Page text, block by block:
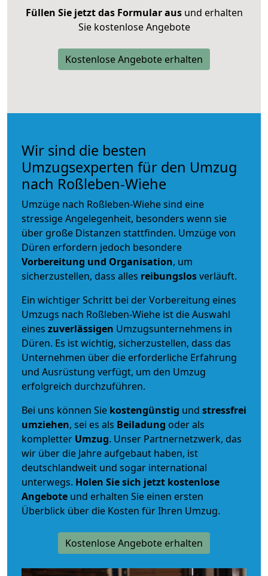
Füllen Sie jetzt das Formular ausund erhalten
Sie kostenlose Angebote
Kostenlose Angebote erhalten
Wir sind die besten
Umzugsexperten für den Umzug
nach Roßleben-Wiehe
Umzüge nach Roßleben-Wiehe sind eine
stressige Angelegenheit, besonders wenn sie
über große Distanzen stattfinden. Umzüge von
Düren erfordern jedoch besondere
Vorbereitung und Organisation, um
sicherzustellen, dass alles reibungslosverläuft.
Ein wichtiger Schritt bei der Vorbereitung eines
Umzugs nach Roßleben-Wiehe ist die Auswahl
eines zuverlässigen Umzugsunternehmens in
Düren. Es ist wichtig, sicherzustellen, dass das
Unternehmen über die erforderliche Erfahrung
und Ausrüstung verfügt, um den Umzug
erfolgreich durchzuführen.
Bei uns können Sie kostengünstig und stressfrei
umziehen, sei es als Beiladung oder als
kompletter Umzug. Unser Partnernetzwerk, das
wir über die Jahre aufgebaut haben, ist
deutschlandweit und sogar international
unterwegs. Holen Sie sich jetzt kostenlose
Angebote und erhalten Sie einen ersten
Überblick über die Kosten für Ihren Umzug.
Kostenlose Angebote erhalten